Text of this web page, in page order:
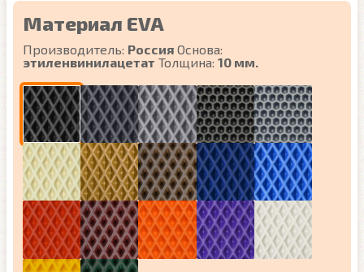
Материал EVA
Производитель: Россия Основа:
этиленвинилацетат Толщина: 10 мм.